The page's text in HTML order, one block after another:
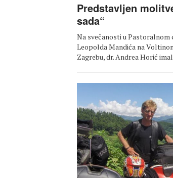
Predstavljen
sada“
Na svečanosti u Pastoralnom
Leopolda Mandića na
Zagrebu, dr. Andrea Horić